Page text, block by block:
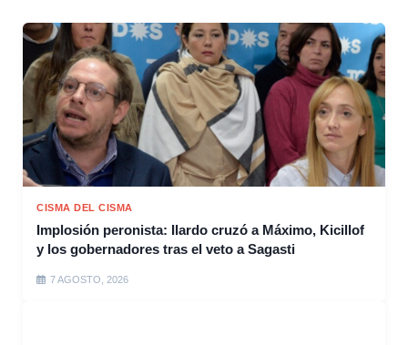
CISMA DEL CISMA
Implosión peronista: Ilardo cruzó a Máximo, Kicillof
y los gobernadores tras el veto a Sagasti
7 AGOSTO, 2026